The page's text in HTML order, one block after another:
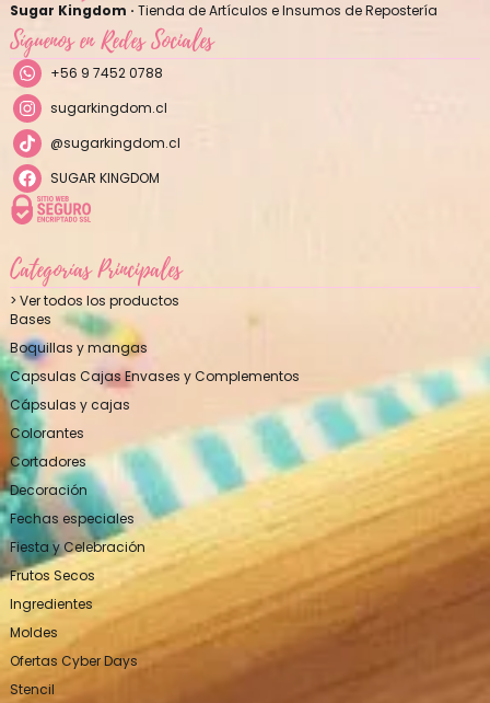
Sugar Kingdom · Tienda de Artículos e Insumos de Repostería
Síguenos en Redes Sociales
+56 9 7452 0788
sugarkingdom.cl
@sugarkingdom.cl
SUGAR KINGDOM
Categorías Principales
> Ver todos los productos
Bases
Boquillas y mangas
Capsulas Cajas Envases y Complementos
Cápsulas y cajas
Colorantes
Cortadores
Decoración
Fechas especiales
Fiesta y Celebración
Frutos Secos
Ingredientes
Moldes
Ofertas Cyber Days
Stencil